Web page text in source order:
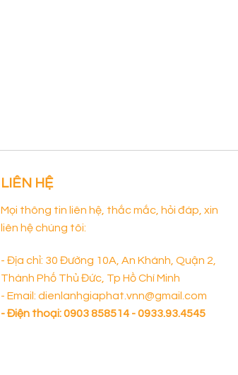
LIÊN HỆ
Mọi thông tin liên hệ, thắc mắc, hỏi đáp, xin
liên hệ chúng tôi:
- Địa chỉ: 30 Đường 10A, An Khánh, Quận 2,
Thành Phố Thủ Đức, Tp Hồ Chí Minh
- Email: dienlanhgiaphat.vnn@gmail.com
- Điện thoại:0903 858514 - 0933.93.4545